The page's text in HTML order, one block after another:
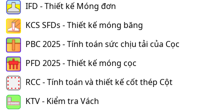
IFD - Thiết kế Móng đơn
KCS SFDs - Thiết kế móng băng
PBC 2025 - Tính toán sức chịu tải của Cọc
PFD 2025 - Thiết kế móng cọc
RCC - Tính toán và thiết kế cốt thép Cột
KTV - Kiểm tra Vách